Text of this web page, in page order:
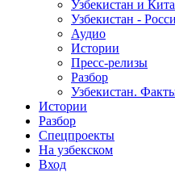
Узбекистан и
Узбекистан -
Аудио
Истории
Пресс-релизы
Разбор
Узбекистан.
Истории
Разбор
Спецпроекты
На узбекском
Вход